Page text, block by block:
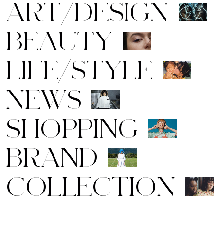
ART/DESIGN
BEAUTY
LIFE/STYLE
NEWS
SHOPPING
BRAND
COLLECTION